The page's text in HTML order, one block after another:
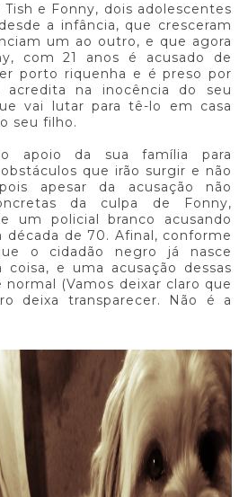
e Fonny, dois adolescentes
a infância, que cresceram
um ao outro, e que agora
com 21 anos é acusado de
porto riquenha e é preso por
acredita na inocência do seu
vai lutar para tê-lo em casa
seu filho.
apoio da sua família para
que irão surgir e não
apesar da acusação não
da culpa de Fonny,
um policial branco acusando
de 70. Afinal, conforme
o cidadão negro já nasce
coisa, e uma acusação dessas
(Vamos deixar claro que
deixa transparecer. Não é a